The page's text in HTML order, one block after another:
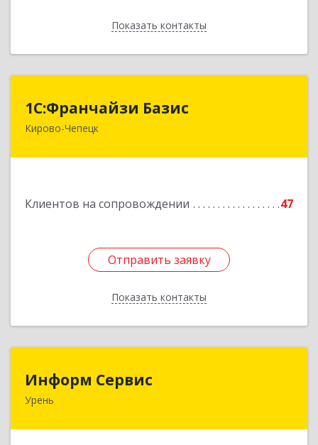
Показать контакты
Назад
1С:Франчайзи Базис
Кирово-Чепецк
Клиентов на сопровождении 47
Отправить заявку
Показать контакты
613044, Кировская обл, город Кирово-Чепецк
Подробнее
Отправить заявку
Назад
Информ Сервис
Урень